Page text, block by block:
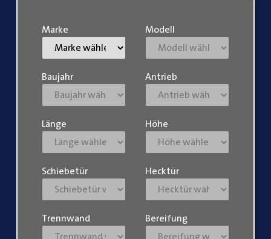
Marke Modell
Baujahr Antrieb
Länge Höhe
Schiebetür Hecktür
Trennwand Bereifung